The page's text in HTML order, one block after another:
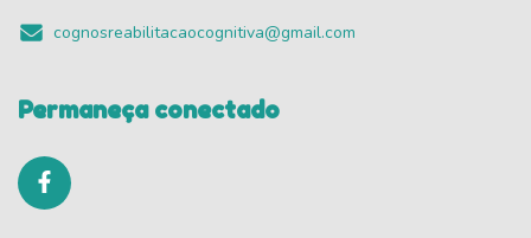
cognosreabilitacaocognitiva@gmail.com
Permaneça conectado